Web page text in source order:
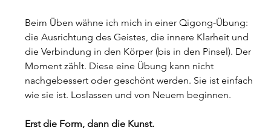
Beim Üben wähne ich mich in einer Qigong-Übung:
die Ausrichtung des Geistes, die innere Klarheit und
die Verbindung in den Körper (bis in den Pinsel). Der
Moment zählt. Diese eine Übung kann nicht
nachgebessert oder geschönt werden. Sie ist einfach
wie sie ist. Loslassen und von Neuem beginnen.
Erst die Form, dann die Kunst.